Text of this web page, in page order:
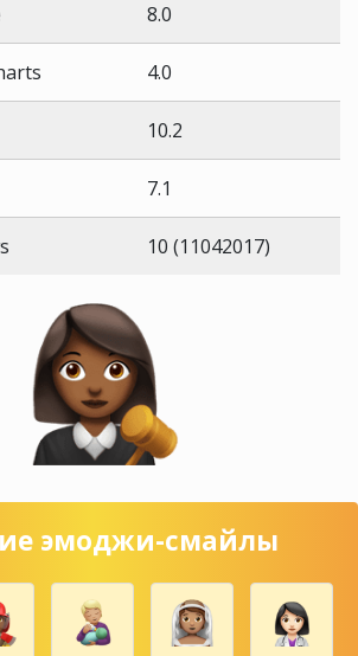
8.0
4.0
10.2
7.1
10 (11042017)
эмоджи-смайлы